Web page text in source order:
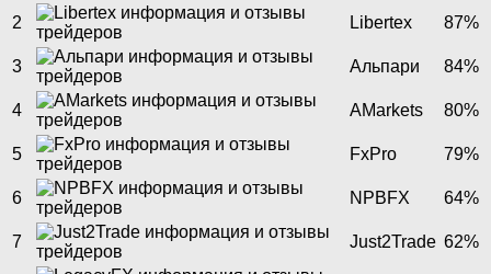
2 Libertex 87%
3 Альпари 84%
4 AMarkets 80%
5 FxPro 79%
6 NPBFX 64%
7 Just2Trade 62%